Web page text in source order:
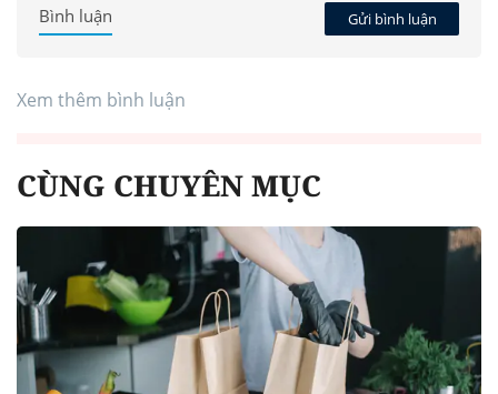
Gửi bình luận
Bình luận
Xem thêm bình luận
CÙNG CHUYÊN MỤC